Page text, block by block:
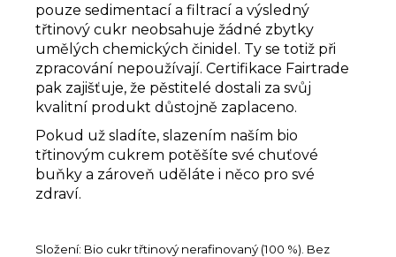
pouze sedimentací a filtrací a výsledný
třtinový cukr neobsahuje žádné zbytky
umělých chemických činidel. Ty se totiž při
zpracování nepoužívají. Certifikace Fairtrade
pak zajišťuje, že pěstitelé dostali za svůj
kvalitní produkt důstojně zaplaceno.
Pokud už sladíte, slazením naším bio
třtinovým cukrem potěšíte své chuťové
buňky a zároveň uděláte i něco pro své
zdraví.
Složení: Bio cukr třtinový nerafinovaný (100 %). Bez